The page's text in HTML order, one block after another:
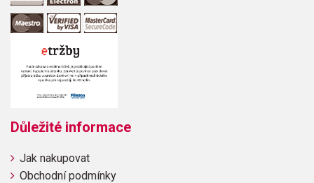
Důležité informace
Jak nakupovat
Obchodní podmínky